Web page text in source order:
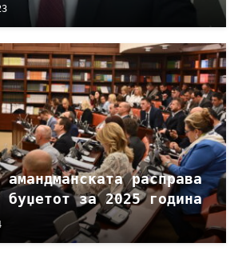
амандманската расправа
буџетот за 2025 година